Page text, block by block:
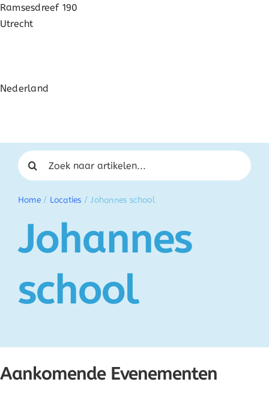
Ramsesdreef 190
Utrecht
Nederland
Home/ Locaties /Johannes school
Johannes
school
Zoeken naar:
Aankomende Evenementen